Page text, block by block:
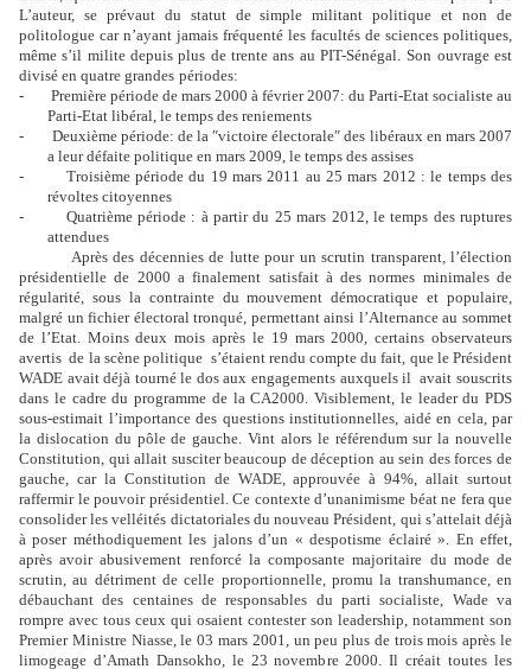
L’auteur, se prévaut du statut de simple militant politique et non de
politologue car n’ayant jamais fréquenté les facultés de sciences politiques,
même s’il milite depuis plus de trente ans au PIT-Sénégal. Son ouvrage est
divisé en quatre grandes périodes:
-
Première période de mars 2000 à février 2007: du Parti-Etat socialiste au
Parti-Etat libéral, le temps des reniements
-
Deuxième période: de la ″victoire électorale″ des libéraux en mars 2007
a leur défaite politique en mars 2009, le temps des assises
-
Troisième période du 19 mars 2011 au 25 mars 2012 : le temps des
révoltes citoyennes
-
Quatrième période : à partir du 25 mars 2012, le temps des ruptures
attendues
Après des décennies de lutte pour un scrutin transparent, l’élection
présidentielle de 2000 a finalement satisfait à des normes minimales de
régularité, sous la contrainte du mouvement démocratique et populaire,
malgré un fichier électoral tronqué, permettant ainsi l’Alternance au sommet
de l’Etat. Moins deux mois après le 19 mars 2000, certains observateurs
avertis de la scène politique s’étaient rendu compte du fait, que le Président
WADE avait déjà tourné le dos aux engagements auxquels il avait souscrits
dans le cadre du programme de la CA2000. Visiblement, le leader du PDS
sous-estimait l’importance des questions institutionnelles, aidé en cela, par
la dislocation du pôle de gauche. Vint alors le référendum sur la nouvelle
Constitution, qui allait susciter beaucoup de déception au sein des forces de
gauche, car la Constitution de WADE, approuvée à 94%, allait surtout
raffermir le pouvoir présidentiel. Ce contexte d’unanimisme béat ne fera que
consolider les velléités dictatoriales du nouveau Président, qui s’attelait déjà
à poser méthodiquement les jalons d’un « despotisme éclairé ». En effet,
après avoir abusivement renforcé la composante majoritaire du mode de
scrutin, au détriment de celle proportionnelle, promu la transhumance, en
débauchant des centaines de responsables du parti socialiste, Wade va
rompre avec tous ceux qui osaient contester son leadership, notamment son
Premier Ministre Niasse, le 03 mars 2001, un peu plus de trois mois après le
limogeage d’Amath Dansokho, le 23 novembre 2000. Il créait toutes les